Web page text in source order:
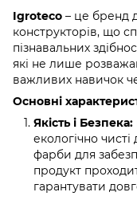
Igroteco – це бренд
конструкторів, що
пізнавальних
які не лише
важливих навичок
Основні
Якість і Безпека:
екологічно
фарби для
продукт
гарантувати